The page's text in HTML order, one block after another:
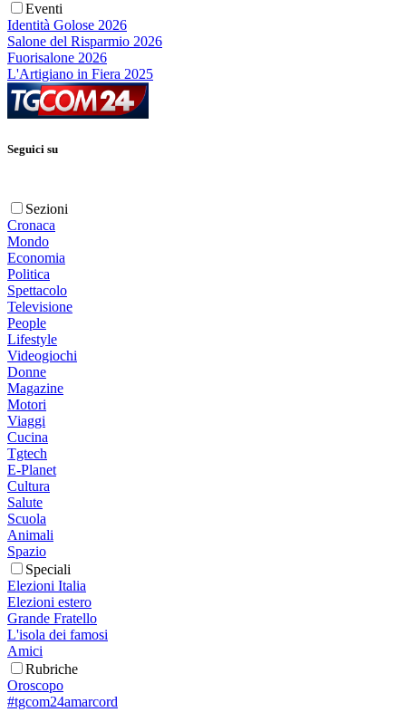
Eventi
Identità Golose 2026
Salone del Risparmio 2026
Fuorisalone 2026
L'Artigiano in Fiera 2025
Seguici su
Sezioni
Cronaca
Mondo
Economia
Politica
Spettacolo
Televisione
People
Lifestyle
Videogiochi
Donne
Magazine
Motori
Viaggi
Cucina
Tgtech
E-Planet
Cultura
Salute
Scuola
Animali
Spazio
Speciali
Elezioni Italia
Elezioni estero
Grande Fratello
L'isola dei famosi
Amici
Rubriche
Oroscopo
#tgcom24amarcord